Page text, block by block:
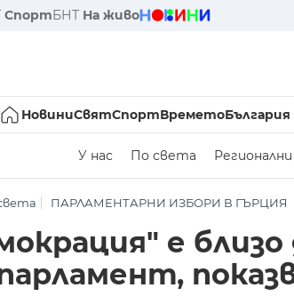
СпортБНТ На живо
НовиниСвятСпортВремето
У нас По света Регионални
ПАРЛАМЕНТАРНИ ИЗБОРИ В ГЪРЦИЯ
е